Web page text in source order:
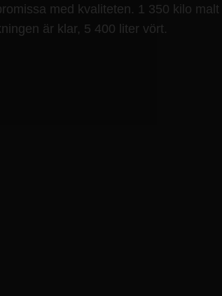
med kvaliteten. 1 350 kilo malt
är klar, 5 400 liter vört.